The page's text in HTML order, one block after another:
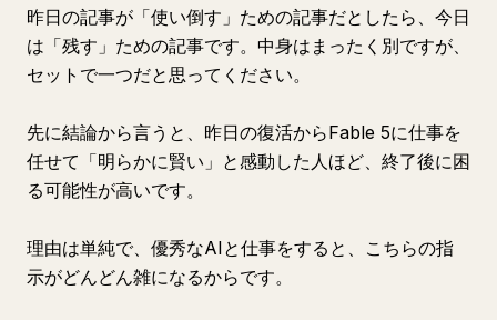
昨日の記事が「使い倒す」ための記事だとしたら、今日
は「残す」ための記事です。中身はまったく別ですが、
セットで一つだと思ってください。
先に結論から言うと、昨日の復活からFable 5に仕事を
任せて「明らかに賢い」と感動した人ほど、終了後に困
る可能性が高いです。
理由は単純で、優秀なAIと仕事をすると、こちらの指
示がどんどん雑になるからです。